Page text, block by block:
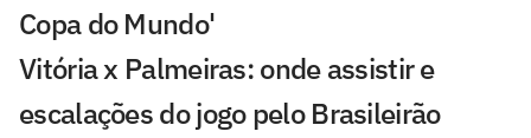
Copa do Mundo'
Vitória x Palmeiras: onde assistir e
escalações do jogo pelo Brasileirão